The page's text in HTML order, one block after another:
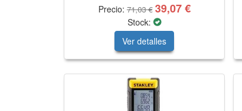
Precio:71,03 € 39,07 €
Stock:
Ver detalles